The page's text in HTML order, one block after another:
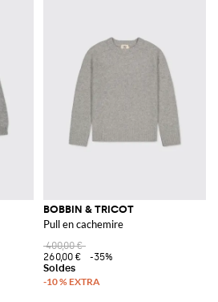
BOBBIN & TRICOT
Pull en cachemire
400,00 €
260,00 €
-35%